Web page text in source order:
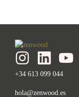
+34 613 099 044
hola@zenwood.es